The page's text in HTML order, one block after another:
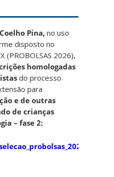
Pina,no uso
disposto no
(PROBOLSAS 2026),
homologadas
do processo
para
e de outras
de crianças
– fase 2: